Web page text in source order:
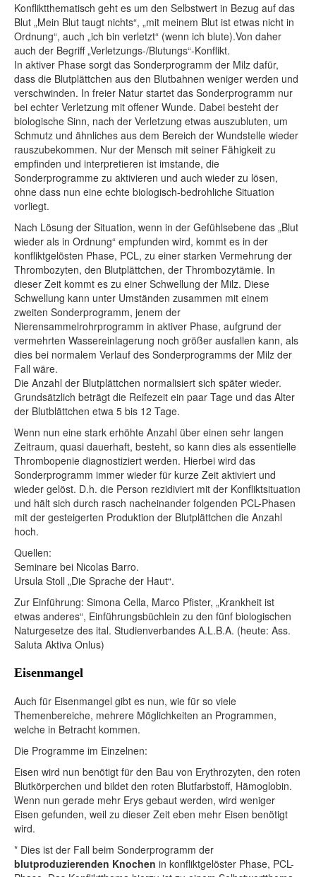
Konfliktthematisch geht es um den Selbstwert in Bezug auf das
Blut „Mein Blut taugt nichts“, „mit meinem Blut ist etwas nicht in
Ordnung“, auch „ich bin verletzt“ (wenn ich blute).Von daher
auch der Begriff „Verletzungs-/Blutungs“-Konflikt.
In aktiver Phase sorgt das Sonderprogramm der Milz dafür,
dass die Blutplättchen aus den Blutbahnen weniger werden und
verschwinden. In freier Natur startet das Sonderprogramm nur
bei echter Verletzung mit offener Wunde. Dabei besteht der
biologische Sinn, nach der Verletzung etwas auszubluten, um
Schmutz und ähnliches aus dem Bereich der Wundstelle wieder
rauszubekommen. Nur der Mensch mit seiner Fähigkeit zu
empfinden und interpretieren ist imstande, die
Sonderprogramme zu aktivieren und auch wieder zu lösen,
ohne dass nun eine echte biologisch-bedrohliche Situation
vorliegt.
Nach Lösung der Situation, wenn in der Gefühlsebene das „Blut
wieder als in Ordnung“ empfunden wird, kommt es in der
konfliktgelösten Phase, PCL, zu einer starken Vermehrung der
Thrombozyten, den Blutplättchen, der Thrombozytämie. In
dieser Zeit kommt es zu einer Schwellung der Milz. Diese
Schwellung kann unter Umständen zusammen mit einem
zweiten Sonderprogramm, jenem der
Nierensammelrohrprogramm in aktiver Phase, aufgrund der
vermehrten Wassereinlagerung noch größer ausfallen kann, als
dies bei normalem Verlauf des Sonderprogramms der Milz der
Fall wäre.
Die Anzahl der Blutplättchen normalisiert sich später wieder.
Grundsätzlich beträgt die Reifezeit ein paar Tage und das Alter
der Blutblättchen etwa 5 bis 12 Tage.
Wenn nun eine stark erhöhte Anzahl über einen sehr langen
Zeitraum, quasi dauerhaft, besteht, so kann dies als essentielle
Thrombopenie diagnostiziert werden. Hierbei wird das
Sonderprogramm immer wieder für kurze Zeit aktiviert und
wieder gelöst. D.h. die Person rezidiviert mit der Konfliktsituation
und hält sich durch rasch nacheinander folgenden PCL-Phasen
mit der gesteigerten Produktion der Blutplättchen die Anzahl
hoch.
Quellen:
Seminare bei Nicolas Barro.
Ursula Stoll „Die Sprache der Haut“.
Zur Einführung: Simona Cella, Marco Pfister, „Krankheit ist
etwas anderes“, Einführungsbüchlein zu den fünf biologischen
Naturgesetze des ital. Studienverbandes A.L.B.A. (heute: Ass.
Saluta Aktiva Onlus)
Eisenmangel
Auch für Eisenmangel gibt es nun, wie für so viele
Themenbereiche, mehrere Möglichkeiten an Programmen,
welche in Betracht kommen.
Die Programme im Einzelnen:
Eisen wird nun benötigt für den Bau von Erythrozyten, den roten
Blutkörperchen und bildet den roten Blutfarbstoff, Hämoglobin.
Wenn nun gerade mehr Erys gebaut werden, wird weniger
Eisen gefunden, weil zu dieser Zeit eben mehr Eisen benötigt
wird.
* Dies ist der Fall beim Sonderprogramm der
blutproduzierenden Knochen in konfliktgelöster Phase, PCL-